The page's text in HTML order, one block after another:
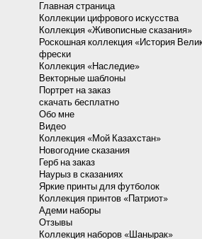
Главная страница
Коллекции цифрового искусства
Коллекция «Живописные сказания»
Роскошная коллекция «История
фрески
Коллекция «Наследие»
Векторные шаблоны
Портрет на заказ
скачать бесплатно
Обо мне
Видео
Коллекция «Мой Казахстан»
Новогодние сказания
Герб на заказ
Наурыз в сказаниях
Яркие принты для футболок
Коллекция принтов «Патриот»
Адеми наборы
Отзывы
Коллекция наборов «Шанырак»